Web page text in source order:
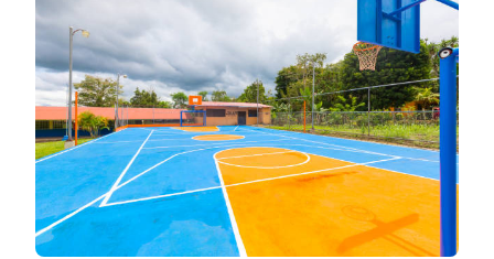
DE
LA
D’UN
COURT
DE
TENNIS
EN
BÉTON
POREUX
À